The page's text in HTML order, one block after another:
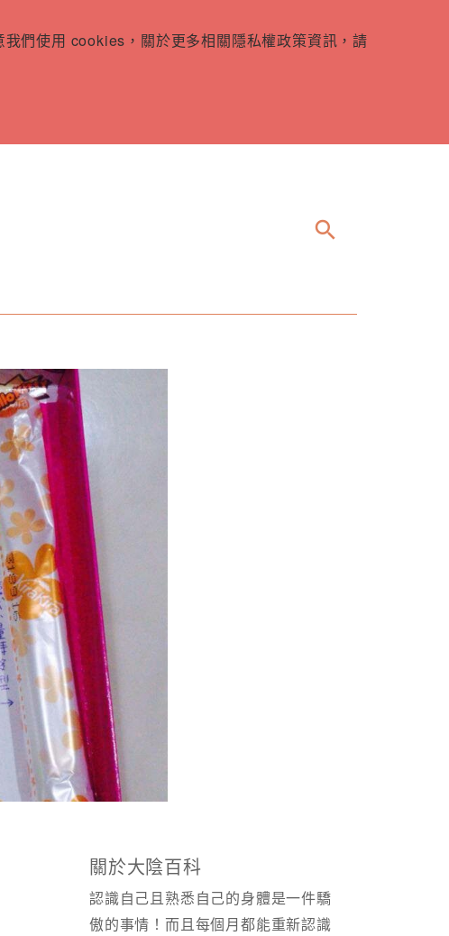
們使用 cookies，關於更多相關隱私權政策資訊，請
search
關於大陰百科
認識自己且熟悉自己的身體是一件驕
傲的事情！而且每個月都能重新認識